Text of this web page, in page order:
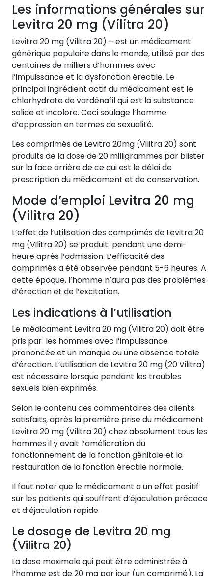
Les informations générales sur
Levitra 20 mg (Vilitra 20)
Levitra 20 mg (Vilitra 20) – est un médicament
générique populaire dans le monde, utilisé par des
centaines de milliers d’hommes avec
l’impuissance et la dysfonction érectile. Le
principal ingrédient actif du médicament est le
chlorhydrate de vardénafil qui est la substance
solide et incolore. Ceci soulage l’homme
d’oppression en termes de sexualité.
Les comprimés de Levitra 20mg (Vilitra 20) sont
produits de la dose de 20 milligrammes par blister
sur la face arrière de ce qui est le délai de
prescription du médicament et de conservation.
Mode d’emploi Levitra 20 mg
(Vilitra 20)
L’effet de l’utilisation des comprimés de Levitra 20
mg (Vilitra 20) se produit pendant une demi-
heure après l’admission. L’efficacité des
comprimés a été observée pendant 5-6 heures. A
cette époque, l’homme n’aura pas des problèmes
d’érection et de l’excitation.
Les indications à l’utilisation
Le médicament Levitra 20 mg (Vilitra 20) doit être
pris par les hommes avec l’impuissance
prononcée et un manque ou une absence totale
d’érection. L’utilisation de Levitra 20 mg (20 Vilitra)
est nécessaire lorsque pendant les troubles
sexuels bien exprimés.
Selon le contenu des commentaires des clients
satisfaits, après la première prise du médicament
Levitra 20 mg (Vilitra 20) chez absolument tous les
hommes il y avait l’amélioration du
fonctionnement de la fonction génitale et la
restauration de la fonction érectile normale.
Il faut noter que le médicament a un effet positif
sur les patients qui souffrent d’éjaculation précoce
et d’éjaculation rapide.
Le dosage de Levitra 20 mg
(Vilitra 20)
La dose maximale qui peut être administrée à
l’homme est de 20 mg par jour (un comprimé). La